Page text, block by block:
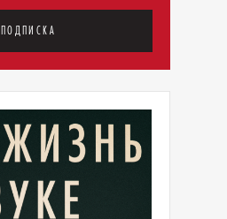
ПОДПИСКА